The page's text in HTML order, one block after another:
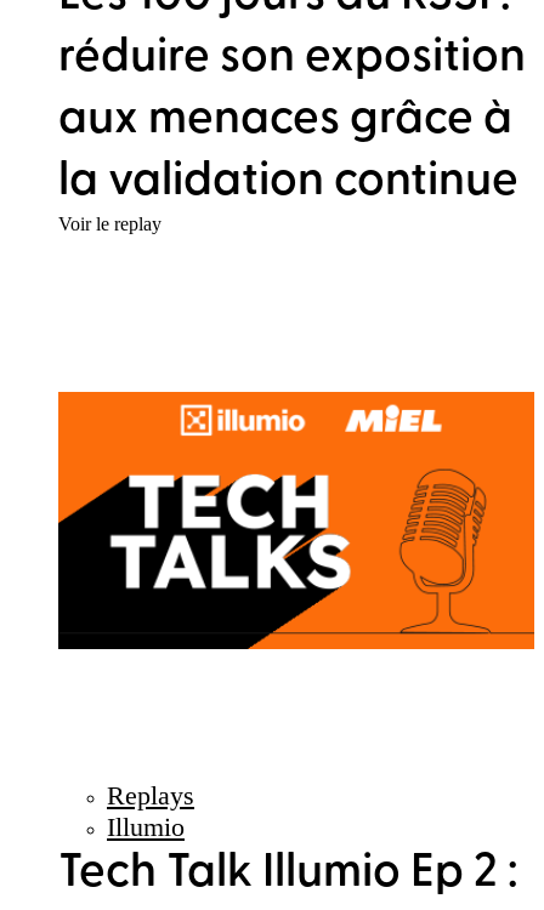
réduire son exposition
aux menaces grâce à
la validation continue
Voir le replay
Replays
Illumio
Tech Talk Illumio Ep 2 :